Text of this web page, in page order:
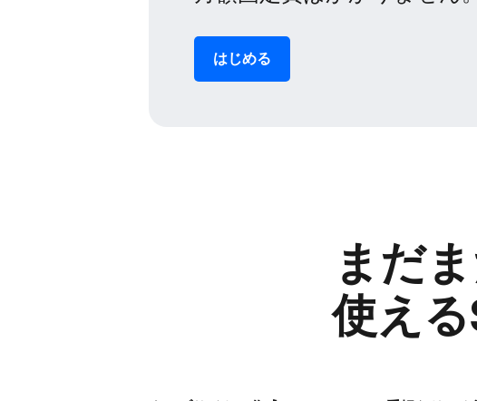
はじめる
まだ
使え